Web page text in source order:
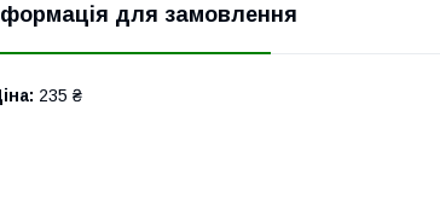
для замовлення
235 ₴